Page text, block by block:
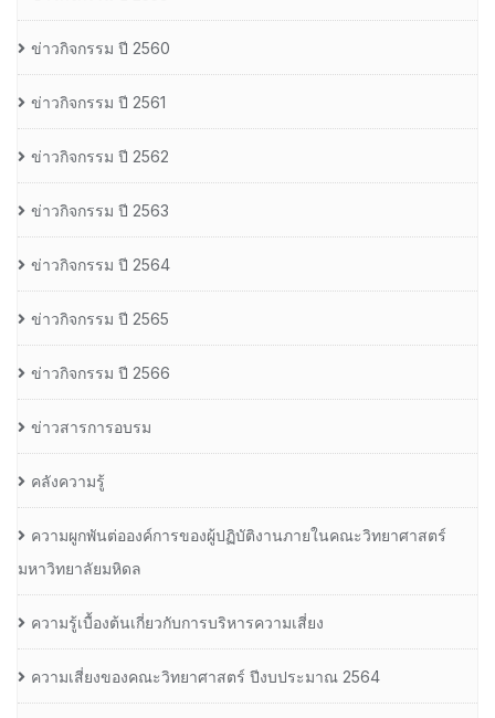
ข่าวกิจกรรม ปี 2560
ข่าวกิจกรรม ปี 2561
ข่าวกิจกรรม ปี 2562
ข่าวกิจกรรม ปี 2563
ข่าวกิจกรรม ปี 2564
ข่าวกิจกรรม ปี 2565
ข่าวกิจกรรม ปี 2566
ข่าวสารการอบรม
คลังความรู้
ความผูกพันต่อองค์การของผู้ปฏิบัติงานภายในคณะวิทยาศาสตร์
มหาวิทยาลัยมหิดล
ความรู้เบื้องต้นเกี่ยวกับการบริหารความเสี่ยง
ความเสี่ยงของคณะวิทยาศาสตร์ ปีงบประมาณ 2564